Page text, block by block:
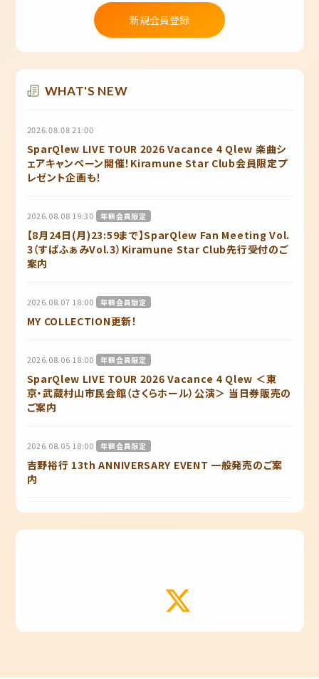
新規会員登録
WHAT'S NEW
2026.08.08 21:00
SparQlew LIVE TOUR 2026 Vacance 4 Qlew 楽曲シ
ェアキャンペーン開催！Kiramune Star Club会員限定プ
レゼント企画も！
2026.08.08 19:30 年額会員限定
【8月24日(月)23:59まで】SparQlew Fan Meeting Vol.
3（すぱふぁみVol.3）Kiramune Star Club先行受付のご
案内
2026.08.07 18:00 年額会員限定
MY COLLECTION更新！
2026.08.06 18:00 年額会員限定
SparQlew LIVE TOUR 2026 Vacance 4 Qlew ＜東
京・武蔵村山市民会館（さくらホール）公演＞ 当日券販売の
ご案内
2026.08.05 18:00 年額会員限定
吉野裕行 13th ANNIVERSARY EVENT 一般発売のご案
内